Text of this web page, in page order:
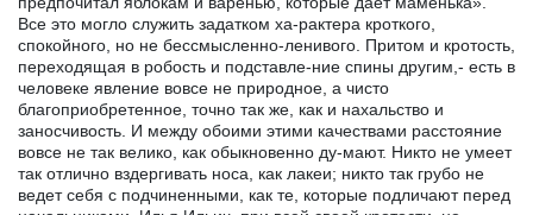
Все это могло служить задатком ха-рактера кроткого,
спокойного, но не бессмысленно-ленивого. Притом и кротость,
переходящая в робость и подставле-ние спины другим,- есть в
человеке явление вовсе не природное, а чисто
благоприобретенное, точно так же, как и нахальство и
заносчивость. И между обоими этими качествами расстояние
вовсе не так велико, как обыкновенно ду-мают. Никто не умеет
так отлично вздергивать носа, как лакеи; никто так грубо не
ведет себя с подчиненными, как те, которые подличают перед